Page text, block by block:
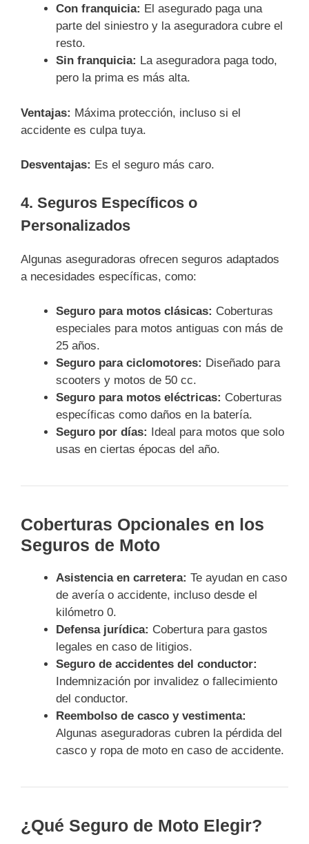
Con franquicia: El asegurado paga una
parte del siniestro y la aseguradora cubre el
resto.
Sin franquicia: La aseguradora paga todo,
pero la prima es más alta.
Ventajas: Máxima protección, incluso si el
accidente es culpa tuya.
Desventajas: Es el seguro más caro.
4. Seguros Específicos o
Personalizados
Algunas aseguradoras ofrecen seguros adaptados
a necesidades específicas, como:
Seguro para motos clásicas: Coberturas
especiales para motos antiguas con más de
25 años.
Seguro para ciclomotores: Diseñado para
scooters y motos de 50 cc.
Seguro para motos eléctricas: Coberturas
específicas como daños en la batería.
Seguro por días: Ideal para motos que solo
usas en ciertas épocas del año.
Coberturas Opcionales en los
Seguros de Moto
Asistencia en carretera: Te ayudan en caso
de avería o accidente, incluso desde el
kilómetro 0.
Defensa jurídica: Cobertura para gastos
legales en caso de litigios.
Seguro de accidentes del conductor:
Indemnización por invalidez o fallecimiento
del conductor.
Reembolso de casco y vestimenta:
Algunas aseguradoras cubren la pérdida del
casco y ropa de moto en caso de accidente.
¿Qué Seguro de Moto Elegir?